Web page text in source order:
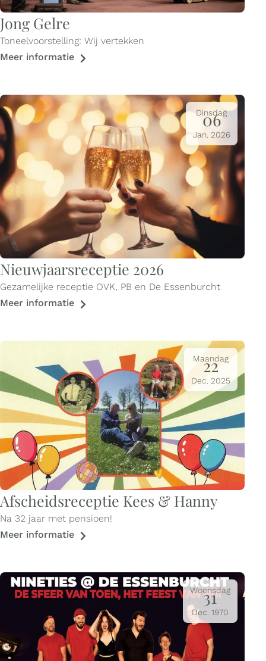
Jong Gelre
Toneelvoorstelling: Wij vertekken
Meer informatie
Dinsdag
06
Jan. 2026
Nieuwjaarsreceptie 2026
Gezamelijke receptie OVK, PB en De Essenburcht
Meer informatie
Maandag
22
Dec. 2025
Afscheidsreceptie Kees & Hanny
Na 32 jaar met pensioen!
Meer informatie
Woensdag
31
Dec. 1970